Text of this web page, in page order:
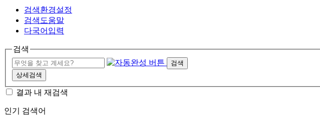
검색환경설정
검색도움말
다국어입력
검색
검색
상세검색
결과 내 재검색
인기 검색어